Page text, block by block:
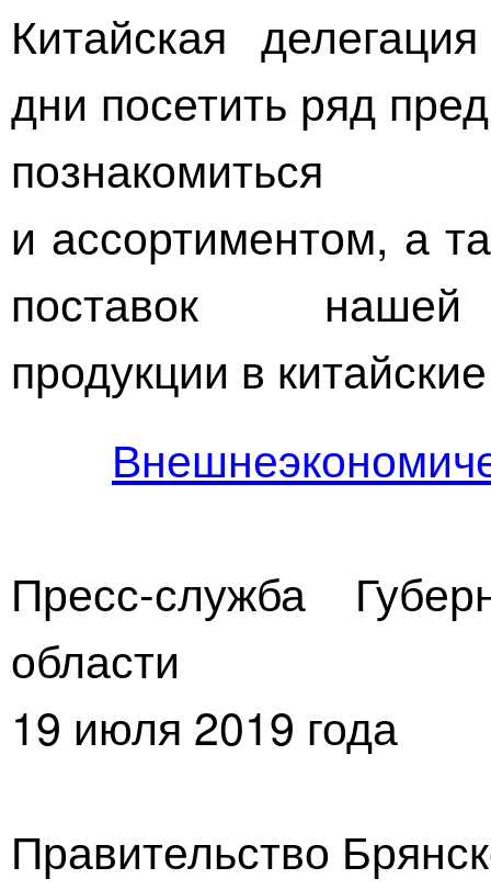
Китайская
дни посетить ряд
и ассортиментом, а
поставок нашей
продукции в
Пресс-служба
области
19 июля 2019 года
Правительство